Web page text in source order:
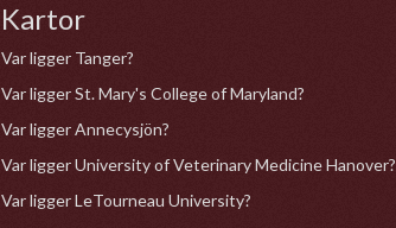
Kartor
Var ligger Tanger?
Var ligger St. Mary's College of Maryland?
Var ligger Annecysjön?
Var ligger University of Veterinary Medicine Hanover?
Var ligger LeTourneau University?